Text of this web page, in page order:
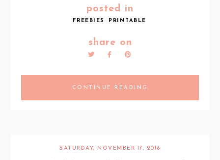
posted in
FREEBIES PRINTABLE
share on
CONTINUE READING
SATURDAY, NOVEMBER 17, 2018